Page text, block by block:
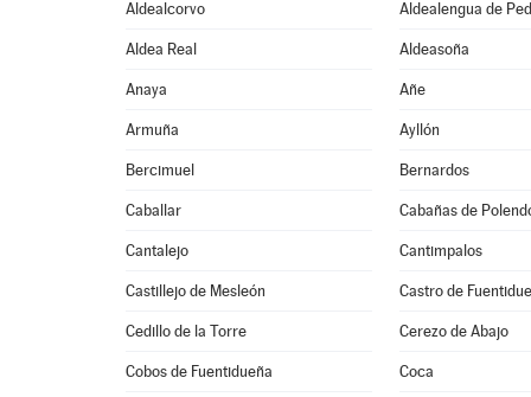
Aldealcorvo Aldealengua de
Aldea Real Aldeasoña
Anaya Añe
Armuña Ayllón
Bercimuel Bernardos
Caballar Cabañas de
Cantalejo Cantimpalos
Castillejo de Mesleón Castro de
Cedillo de la Torre Cerezo de Abajo
Cobos de Fuentidueña Coca